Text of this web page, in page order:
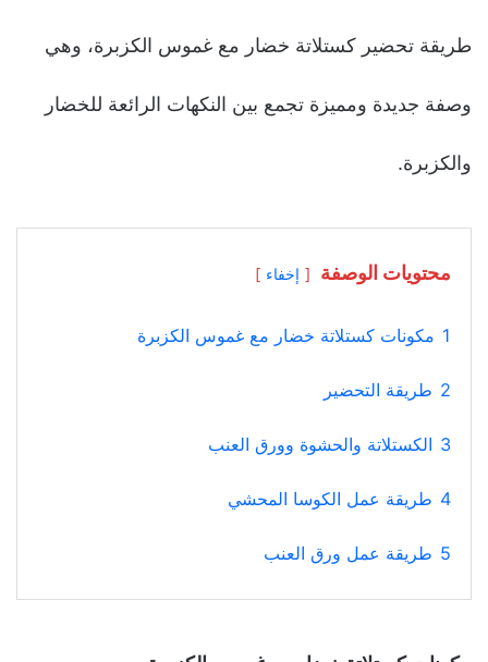
طريقة تحضير كستلاتة خضار مع غموس الكزبرة، وهي
وصفة جديدة ومميزة تجمع بين النكهات الرائعة للخضار
والكزبرة.
محتويات الوصفة إخفاء
1 مكونات كستلاتة خضار مع غموس الكزبرة
2 طريقة التحضير
3 الكستلاتة والحشوة وورق العنب
4 طريقة عمل الكوسا المحشي
5 طريقة عمل ورق العنب